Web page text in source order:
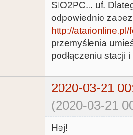
SIO2PC... uf.
odpowiednio
http://
przemyślenia
podłączeniu stacji
2020-03-21
(2020-03-21
Hej!